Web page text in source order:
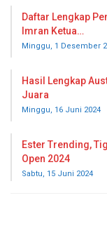
Daftar Lengkap
Imran Ketua…
Minggu, 1 Desember
Hasil Lengkap
Juara
Minggu, 16 Juni 2024
Ester Trending,
Open 2024
Sabtu, 15 Juni 2024